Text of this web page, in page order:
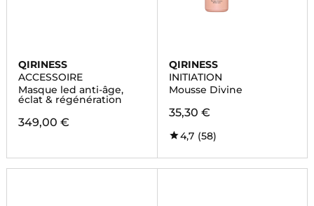
QIRINESS
ACCESSOIRE
Masque led anti-âge,
éclat & régénération
349,00 €
QIRINESS
INITIATION
Mousse Divine
35,30 €
4,7 (58)